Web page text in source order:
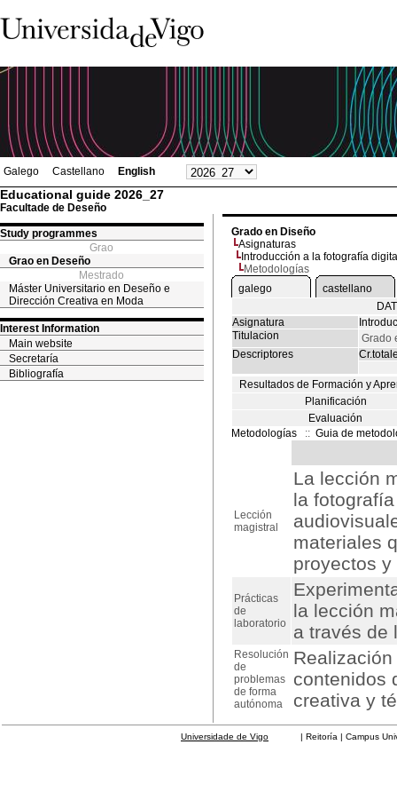
Galego Castellano English
Educational guide 2026_27
Facultade de Deseño
Study programmes
Grao
Grao en Deseño
Mestrado
Máster Universitario en Deseño e
Dirección Creativa en Moda
Interest Information
Main website
Secretaría
Bibliografía
Grado en Diseño
Asignaturas
Introducción a la fotografía
Metodologías
galego
castellano
Asignatura
Titulacion
Grado
Descriptores
Resultados de Formación y
Planificación
Evaluación
Metodologías
:: Guia de
Lección
magistral
La lección
la
materiales
proyectos
Prácticas
de
laboratorio
la lección
a través de
Resolución
de
problemas
de forma
autónoma
contenidos
creativa y
Universidade de Vigo | Reitoría | Campus